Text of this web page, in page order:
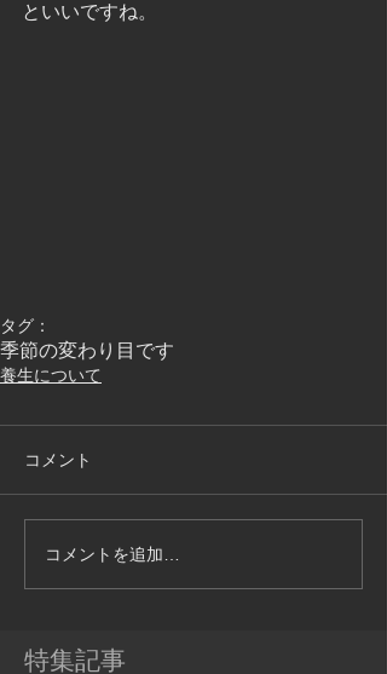
といいですね。
タグ：
季節の変わり目です
養生について
コメント
コメントを追加…
特集記事